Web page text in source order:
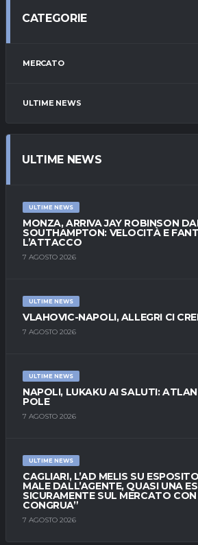
CATEGORIE
MERCATO
ULTIME NEWS
ULTIME NEWS
ULTIME NEWS
MONZA, ARRIVA JAY ROBINSON
SOUTHAMPTON: VELOCITÀ E
L’ATTACCO
7 AGOSTO 2026
ULTIME NEWS
VLAHOVIC-NAPOLI, ALLEGRI CI
7 AGOSTO 2026
ULTIME NEWS
NAPOLI, LUKAKU AI SALUTI:
POLE
7 AGOSTO 2026
ULTIME NEWS
CAGLIARI, L’AD MELIS SU
MALE DALL’AGENTE, QUASI UNA
SICURAMENTE SUL MERCATO
CONGRUA”
7 AGOSTO 2026